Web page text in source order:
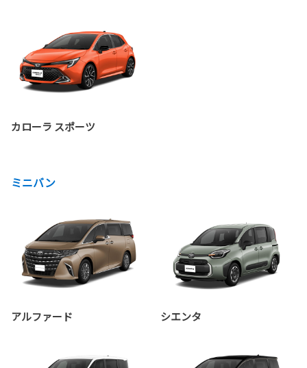
カローラ スポーツ
ミニバン
アルファード シエンタ